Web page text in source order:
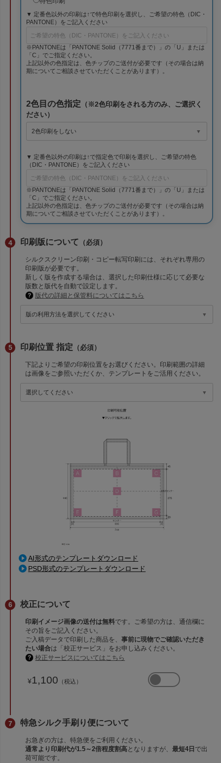
▼ 定番色以外の印刷は↑で特色印刷を選択し、ご希望の特色（DIC・
PANTONE）をご記入ください
※PANTONEは「PANTONE Solid（7771番まで）」の「U」または
「C」でご指定ください。
上記以外の色指定は、色チップのご送付が必要です（その場合は納
期についてご相談させていただくことがあります）。
2色目の色指定 （※2色印刷をされる方のみ、ご選択く
ださい）
▼ 定番色以外の印刷は↑で指定色で印刷を選択し、ご希望の特色
（DIC・PANTONE）をご記入ください
※PANTONEは「PANTONE Solid（7771番まで）」の「U」または
「C」でご指定ください。
上記以外の色指定は、色チップのご送付が必要です（その場合は納
期についてご相談させていただくことがあります）。
印刷版について （必須）
シルクスクリーン印刷・コピー転写印刷には、それぞれ専用の
印刷版が必要です。
新しく版を作成する場合は、選択した印刷仕様に応じて必要な
版数と版代を自動で設定します。
版代の詳細と保管料についてはこちら
印刷位置 指定 （必須）
下記よりご希望の印刷位置をお選びください。印刷範囲の詳細
は画像をご参照いただくか、テンプレートをご活用ください。
AI形式のテンプレートダウンロード
PSD形式のテンプレートダウンロード
校正について
印刷イメージ画像の送付は無料です。ご希望の方は、通信欄に
その旨をご記入ください。
ご入稿データで印刷した商品を、事前に現物でご確認いただき
たい場合は「校正サービス」をお申し込みください。
校正サービスについてはこちら
¥1,100 （税込）
特急シルク手刷り便について
お急ぎの方は、特急便をご利用ください。
通常より印刷代が1.5～2倍程度割高 となりますが、最短4日 で出
荷可能です。